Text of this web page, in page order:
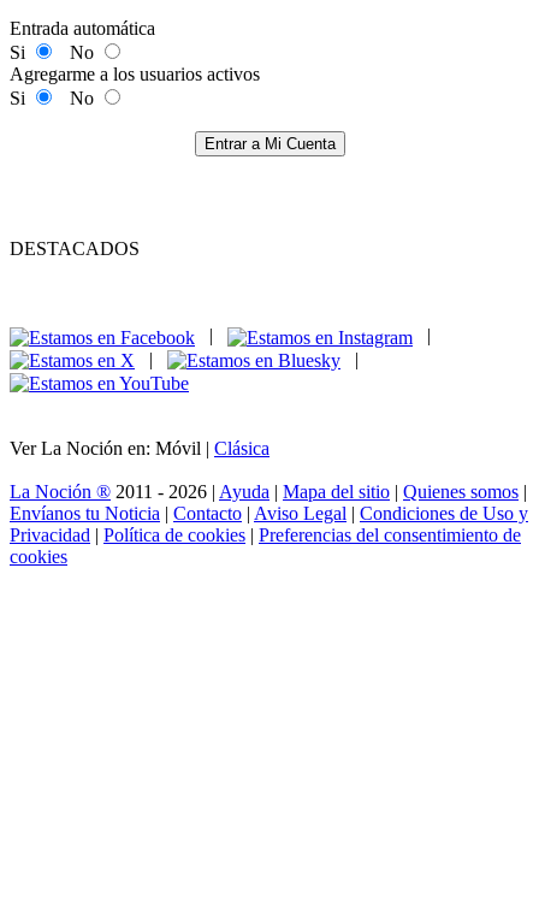
Entrada automática
Si
No
Agregarme a los usuarios activos
Si
No
Entrar a Mi Cuenta
DESTACADOS
|
|
Ver La Noción en: Móvil | Clásica
La Noción ® 2011 - 2026 | Ayuda | Mapa del sitio | Quienes somos |
Envíanos tu Noticia | Contacto | Aviso Legal | Condiciones de Uso y
Privacidad | Política de cookies | Preferencias del consentimiento de
cookies